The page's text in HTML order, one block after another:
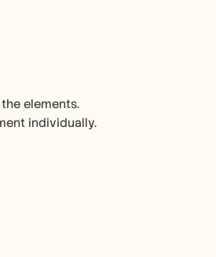
elements.
individually.